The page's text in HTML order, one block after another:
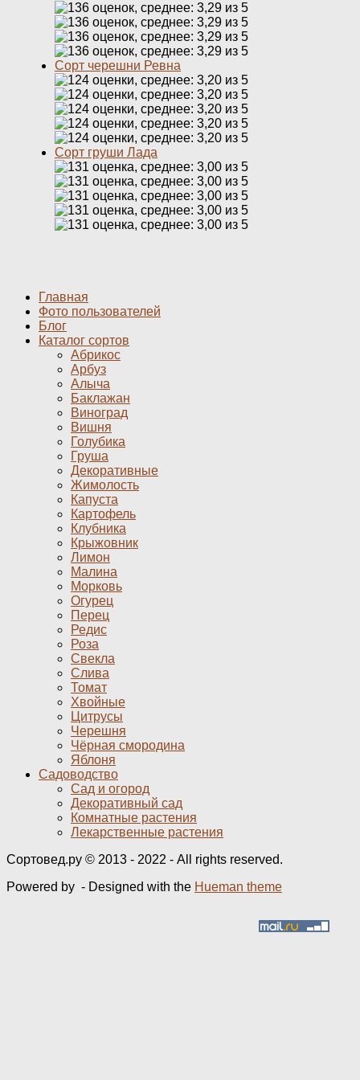
Сорт черешни Ревна
Сорт груши Лада
Главная
Фото пользователей
Блог
Каталог сортов
Абрикос
Арбуз
Алыча
Баклажан
Виноград
Вишня
Голубика
Груша
Декоративные
Жимолость
Капуста
Картофель
Клубника
Крыжовник
Лимон
Малина
Морковь
Огурец
Перец
Редис
Роза
Свекла
Слива
Томат
Хвойные
Цитрусы
Черешня
Чёрная смородина
Яблоня
Садоводство
Сад и огород
Декоративный сад
Комнатные растения
Лекарственные растения
Сортовед.ру © 2013 - 2022 - All rights reserved.
Powered by - Designed with the Hueman theme